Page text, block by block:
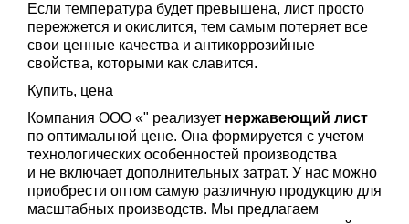
Если температура будет превышена, лист просто
пережжется и окислится, тем самым потеряет все
свои ценные качества и антикоррозийные
свойства, которыми как славится.
Купить, цена
Компания ООО «" реализует нержавеющий лист
по оптимальной цене. Она формируется с учетом
технологических особенностей производства
и не включает дополнительных затрат. У нас можно
приобрести оптом самую различную продукцию для
масштабных производств. Мы предлагаем